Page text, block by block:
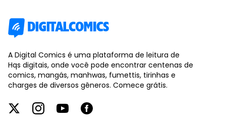
A Digital Comics é uma plataforma de leitura de
Hqs digitais, onde você pode encontrar centenas de
comics, mangás, manhwas, fumettis, tirinhas e
charges de diversos gêneros. Comece grátis.